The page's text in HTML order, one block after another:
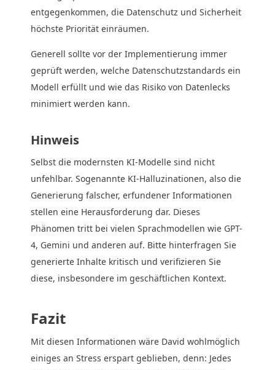
entgegenkommen, die Datenschutz und Sicherheit
höchste Priorität einräumen.
Generell sollte vor der Implementierung immer
geprüft werden, welche Datenschutzstandards ein
Modell erfüllt und wie das Risiko von Datenlecks
minimiert werden kann.
Hinweis
Selbst die modernsten KI-Modelle sind nicht
unfehlbar. Sogenannte KI-Halluzinationen, also die
Generierung falscher, erfundener Informationen
stellen eine Herausforderung dar. Dieses
Phänomen tritt bei vielen Sprachmodellen wie GPT-
4, Gemini und anderen auf. Bitte hinterfragen Sie
generierte Inhalte kritisch und verifizieren Sie
diese, insbesondere im geschäftlichen Kontext.
Fazit
Mit diesen Informationen wäre David wohlmöglich
einiges an Stress erspart geblieben, denn: Jedes